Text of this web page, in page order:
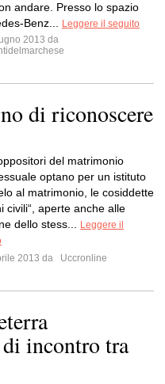
andare. Presso lo spazio
Benz...
Leggere il seguito
2013 da
di riconoscere
del matrimonio
optano per un istituto
al matrimonio, le cosiddette
civili“, aperte anche alle
dello stess...
Leggere il
2013 da
Uccronline
incontro tra